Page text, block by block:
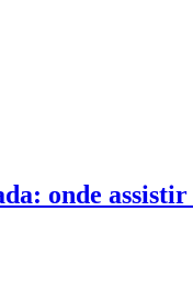
onde